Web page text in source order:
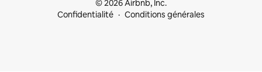
© 2026 Airbnb, Inc.
Confidentialité
Conditions générales